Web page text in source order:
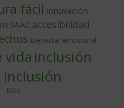
fácil innovación
SAAC accesibilidad
Bienestar emocional
vida inclusión
inclusión
Más